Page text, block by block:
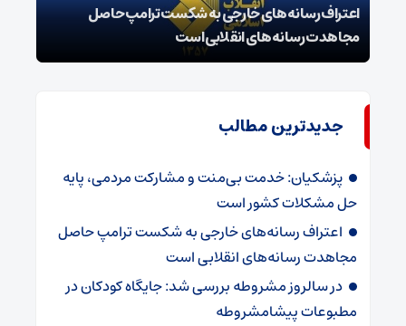
اعتراف رسانه‌های خارجی به شکست ترامپ حاصل
مجاهدت رسانه‌های انقلابی است
جدیدترین مطالب
پزشکیان: خدمت بی‌منت و مشارکت مردمی، پایه
حل مشکلات کشور است
اعتراف رسانه‌های خارجی به شکست ترامپ حاصل
مجاهدت رسانه‌های انقلابی است
در سالروز مشروطه بررسی شد: جایگاه کودکان در
مطبوعات پیشامشروطه